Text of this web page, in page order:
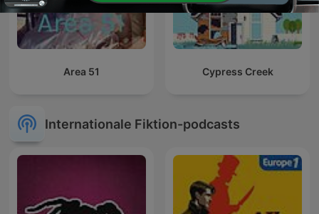
Area 51 Cypress Creek
Internationale Fiktion-podcasts